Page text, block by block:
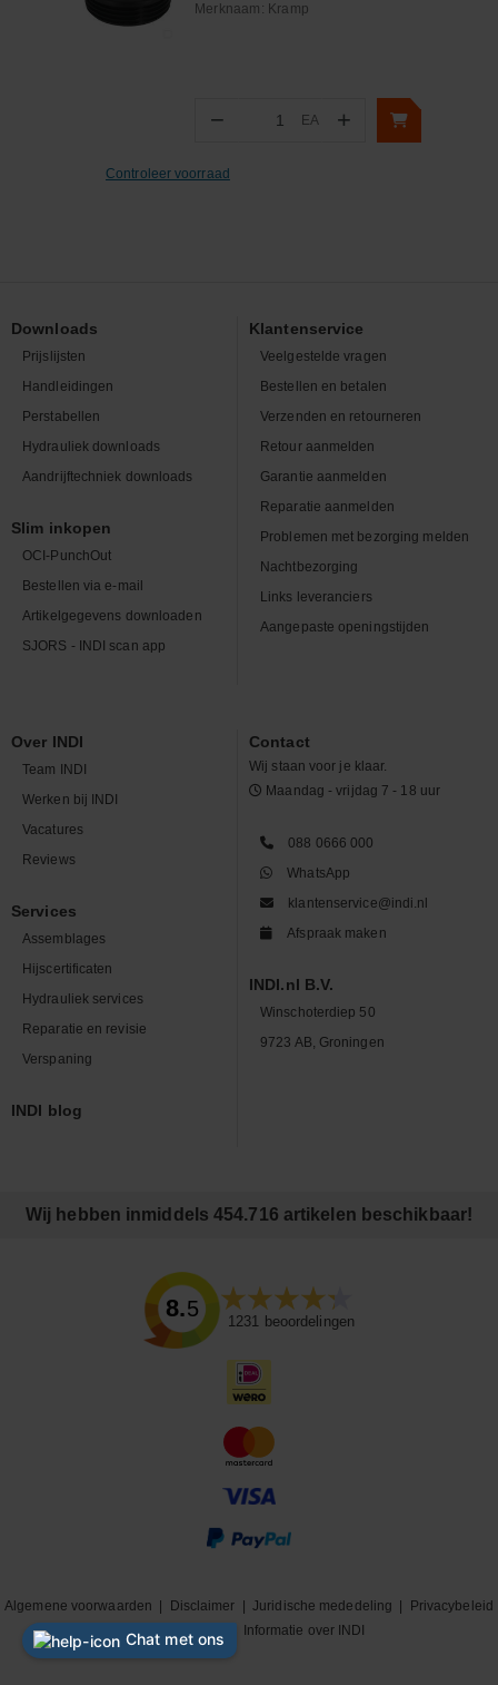
Merknaam: Kramp
− Aantal
EA +
Controleer voorraad
Downloads
Prijslijsten
Handleidingen
Perstabellen
Hydrauliek downloads
Aandrijftechniek downloads
Slim inkopen
OCI-PunchOut
Bestellen via e-mail
Artikelgegevens downloaden
SJORS - INDI scan app
Klantenservice
Veelgestelde vragen
Bestellen en betalen
Verzenden en retourneren
Retour aanmelden
Garantie aanmelden
Reparatie aanmelden
Problemen met bezorging melden
Nachtbezorging
Links leveranciers
Aangepaste openingstijden
Over INDI
Team INDI
Werken bij INDI
Vacatures
Reviews
Services
Assemblages
Hijscertificaten
Hydrauliek services
Reparatie en revisie
Verspaning
INDI blog
Contact
Wij staan voor je klaar.
Maandag - vrijdag 7 - 18 uur
088 0666 000
WhatsApp
klantenservice@indi.nl
Afspraak maken
INDI.nl B.V.
Winschoterdiep 50
9723 AB, Groningen
Wij hebben inmiddels 454.716 artikelen beschikbaar!
8.5
1231 beoordelingen
Algemene voorwaarden Disclaimer |Juridische mededeling
Privacybeleid
|
Cookiebeleid Informatie over INDI